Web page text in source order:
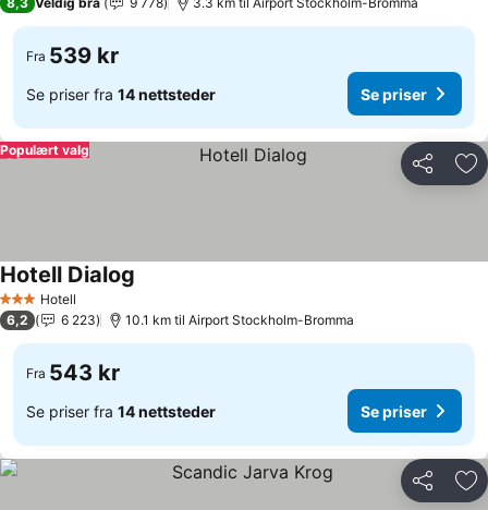
Fra 539 kr
Se priser fra 14 nettsteder Se priser
Del
Populært valg
3 StjernerHotell
Hotell Dialog
6,2 6 223 10.1 km til Airport Stockholm-Bromma
Fra 543 kr
Se priser fra 14 nettsteder Se priser
Del